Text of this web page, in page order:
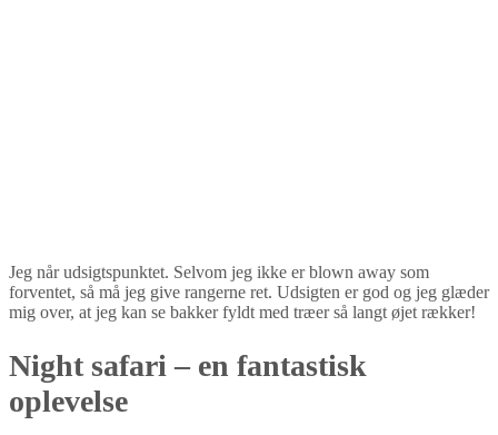
Jeg når udsigtspunktet. Selvom jeg ikke er blown away som
forventet, så må jeg give rangerne ret. Udsigten er god og jeg glæder
mig over, at jeg kan se bakker fyldt med træer så langt øjet rækker!
Night safari – en fantastisk
oplevelse